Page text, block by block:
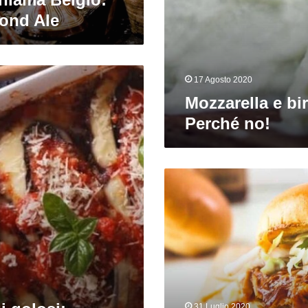
Ale
17 Agosto 2020
Mozzarella e
Perché no!
pulled
chicken
Märzen